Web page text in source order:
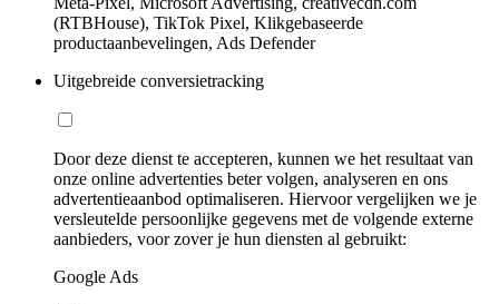
(RTBHouse), TikTok Pixel, Klikgebaseerde
productaanbevelingen, Ads Defender
Uitgebreide conversietracking
Door deze dienst te accepteren, kunnen we het resultaat van
onze online advertenties beter volgen, analyseren en ons
advertentieaanbod optimaliseren. Hiervoor vergelijken we je
versleutelde persoonlijke gegevens met de volgende externe
aanbieders, voor zover je hun diensten al gebruikt:
Google Ads